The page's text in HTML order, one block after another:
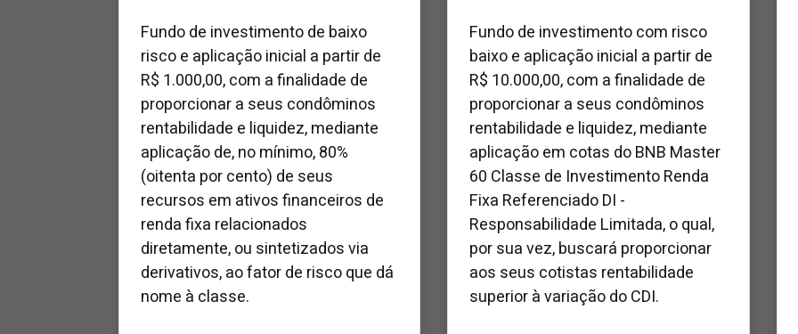
Fundo de investimento de baixo
risco e aplicação inicial a partir de
R$ 1.000,00, com a finalidade de
proporcionar a seus condôminos
rentabilidade e liquidez, mediante
aplicação de, no mínimo, 80%
(oitenta por cento) de seus
recursos em ativos financeiros de
renda fixa relacionados
diretamente, ou sintetizados via
derivativos, ao fator de risco que dá
nome à classe.
Fundo de investimento com risco
baixo e aplicação inicial a partir de
R$ 10.000,00, com a finalidade de
proporcionar a seus condôminos
rentabilidade e liquidez, mediante
aplicação em cotas do BNB Master
60 Classe de Investimento Renda
Fixa Referenciado DI -
Responsabilidade Limitada, o qual,
por sua vez, buscará proporcionar
aos seus cotistas rentabilidade
superior à variação do CDI.